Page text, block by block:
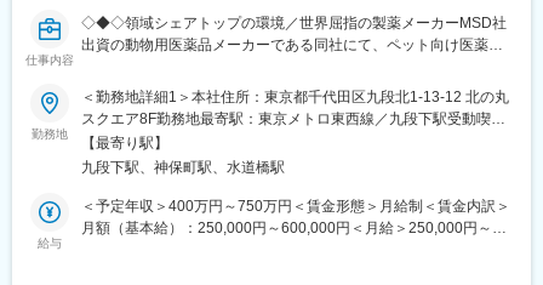
います。その後は基本オンラインメインでやり取りで、顔を合わ
せてのMTGなどは月１回程度です。
■採用背景
員採用となります。
■当社について：
外資系大手製薬MSD株式会社100％子会社で、動物用医薬品など
の研究、開発、製造及び販売を行っています。牛、豚、鶏、水産
たちの健康を支える医薬品やワクチンと健康維持に関する情報を
提供しています。
仕事内容
◇◆◇領域シェアトップの環境／世界屈指の製薬メーカーMSD社
出資の動物用医薬品メーカーである同社にて、ペット向け医薬品
■業務内容：コンパニオンアニマル(愛玩動物)事業部のカスタマー
コンサルタントとして、担当エリアの顧客（主に動物病院のドク
ター）に対してコンサルテーションサービスを提供し、コンパニ
オンアニマル用医薬製品の適正な使用と販売を促進してビジネス
の最大化に貢献していただきます。また、個人目標を達成すると
ともに、チーム、事業部、 他部門の目標達成を目指していただき
ます。
勤務地
＜勤務地詳細1＞本社住所：東京都千代田区九段北1-13-12 北の丸
スクエア8F勤務地最寄駅：東京メトロ東西線／九段下駅受動喫煙
対策：屋内全面禁煙＜勤務地詳細2＞全国エリア住所：全国エリア
希望を考慮します。受動喫煙対策：屋内全面禁煙変更の範囲：会
【最寄り駅】
九段下駅、神保町駅、水道橋駅
給与
＜予定年収＞400万円～750万円＜賃金形態＞月給制＜賃金内訳＞
月額（基本給）：250,000円～600,000円＜月給＞250,000円～